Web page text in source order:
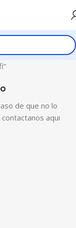
de que no lo
aqui